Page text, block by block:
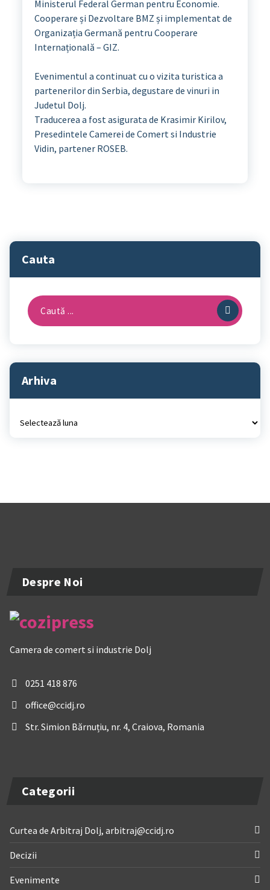
Ministerul Federal German pentru Economie.
Cooperare și Dezvoltare BMZ și implementat de
Organizația Germană pentru Cooperare
Internațională – GIZ.
Evenimentul a continuat cu o vizita turistica a
partenerilor din Serbia, degustare de vinuri in
Judetul Dolj.
Traducerea a fost asigurata de Krasimir Kirilov,
Presedintele Camerei de Comert si Industrie
Vidin, partener ROSEB.
Cauta
Caută
după:
Arhiva
Despre Noi
Camera de comert si industrie Dolj
0251 418 876
office@ccidj.ro
Str. Simion Bărnuțiu, nr. 4, Craiova, Romania
Categorii
Curtea de Arbitraj Dolj, arbitraj@ccidj.ro
Decizii
Evenimente